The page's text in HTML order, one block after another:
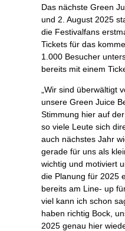
Das nächste Green
und 2. August 2025
die Festivalfans
Tickets für das
1.000 Besucher
bereits mit einem
„Wir sind überwältigt
unsere Green Juice
Stimmung hier auf
so viele Leute sich
auch nächstes Jahr
gerade für uns als
wichtig und motiviert
die Planung für 2025
bereits am Line- up
viel kann ich schon
haben richtig Bock,
2025 genau hier